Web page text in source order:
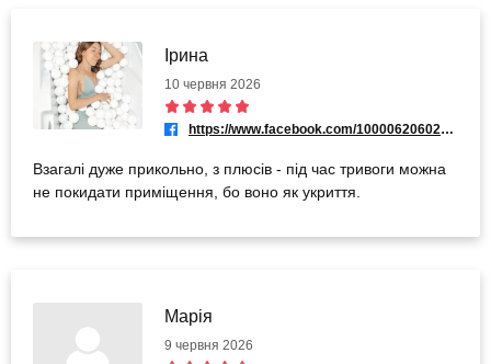
Ірина
10 червня 2026
https://www.facebook.com/100006206021135
Взагалі дуже прикольно, з плюсів - під час тривоги можна
не покидати приміщення, бо воно як укриття.
Марія
9 червня 2026